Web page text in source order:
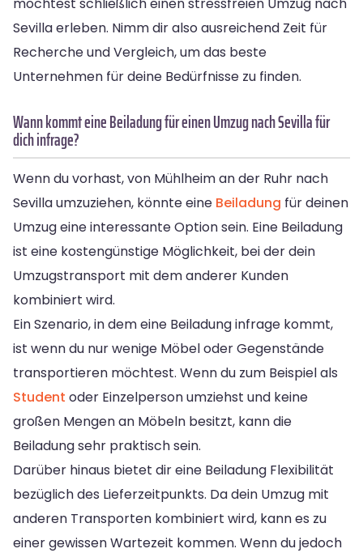
Sevilla erleben. Nimm dir also ausreichend Zeit für
Recherche und Vergleich, um das beste
Unternehmen für deine Bedürfnisse zu finden.
Wann kommt eine Beiladung für einen Umzug nach Sevilla für
dich infrage?
Wenn du vorhast, von Mühlheim an der Ruhr nach
Sevilla umzuziehen, könnte eine Beiladung für deinen
Umzug eine interessante Option sein. Eine Beiladung
ist eine kostengünstige Möglichkeit, bei der dein
Umzugstransport mit dem anderer Kunden
kombiniert wird.
Ein Szenario, in dem eine Beiladung infrage kommt,
ist wenn du nur wenige Möbel oder Gegenstände
transportieren möchtest. Wenn du zum Beispiel als
Student oder Einzelperson umziehst und keine
großen Mengen an Möbeln besitzt, kann die
Beiladung sehr praktisch sein.
Darüber hinaus bietet dir eine Beiladung Flexibilität
bezüglich des Lieferzeitpunkts. Da dein Umzug mit
anderen Transporten kombiniert wird, kann es zu
einer gewissen Wartezeit kommen. Wenn du jedoch